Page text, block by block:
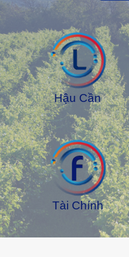
Hậu Cần
Tài Chính